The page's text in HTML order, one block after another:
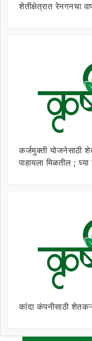
शेतीक्षेत्रात रेनगनचा
कर्जमुक्ती योजनेसाठी
पाहायला मिळतील ;
कांदा कंपनीसाठी